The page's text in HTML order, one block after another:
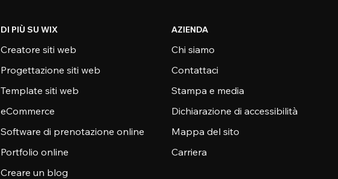
DI PIÙ SU WIX
Creatore siti web
Progettazione siti web
Template siti web
eCommerce
Software di prenotazione online
Portfolio online
Creare un blog
AZIENDA
Chi siamo
Contattaci
Stampa e media
Dichiarazione di accessibilità
Mappa del sito
Carriera